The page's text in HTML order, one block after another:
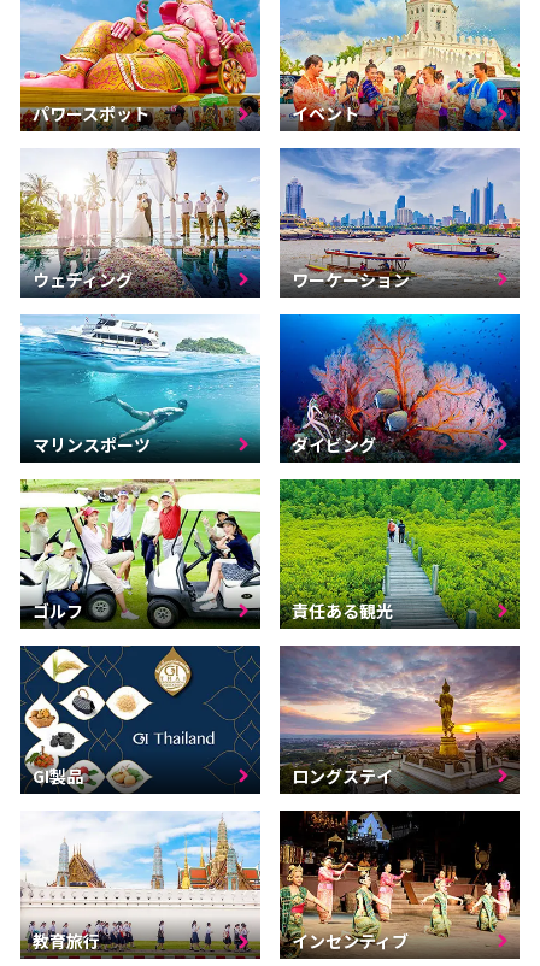
パワースポット イベント
ウェディング ワーケーション
マリンスポーツ ダイビング
ゴルフ 責任ある観光
GI製品 ロングステイ
教育旅行 インセンティブ